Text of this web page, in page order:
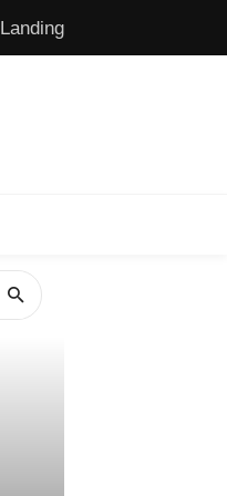
Landing